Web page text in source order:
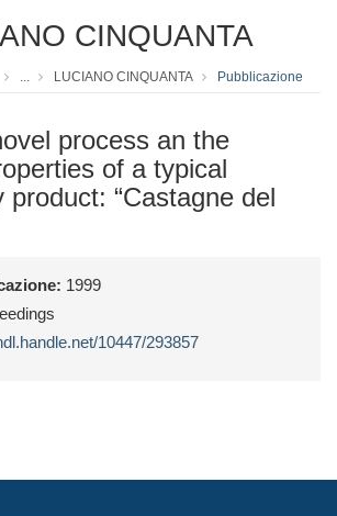
CINQUANTA
... LUCIANO CINQUANTA Pubblicazione
process an the
of a typical
product: “Castagne del
1999
10447/293857